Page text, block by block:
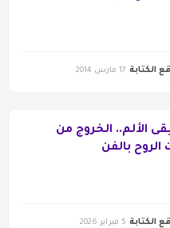
الكتابة 17 مارس 2014
الألم.. الخروج من
الروح بالفن
الكتابة 5 فبراير 2026